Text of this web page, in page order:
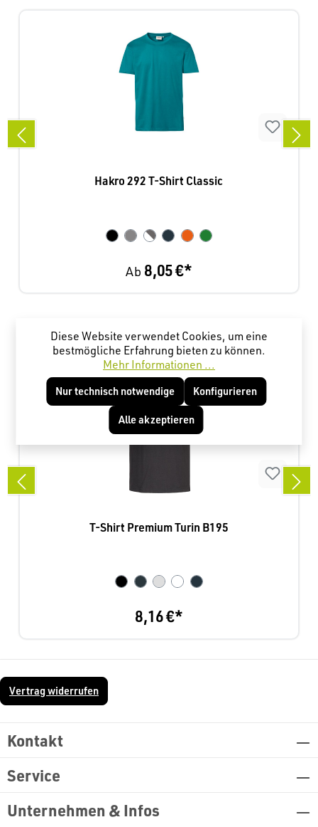
Hakro 292 T-Shirt Classic
Ab 8,05 €*
T-Shirt Premium Turin B195
8,16 €*
Vertrag widerrufen
Kontakt
Service
Unternehmen & Infos
Diese Website verwendet Cookies, um eine
bestmögliche Erfahrung bieten zu können.
Mehr Informationen ...
Nur technisch notwendige Konfigurieren
Alle akzeptieren